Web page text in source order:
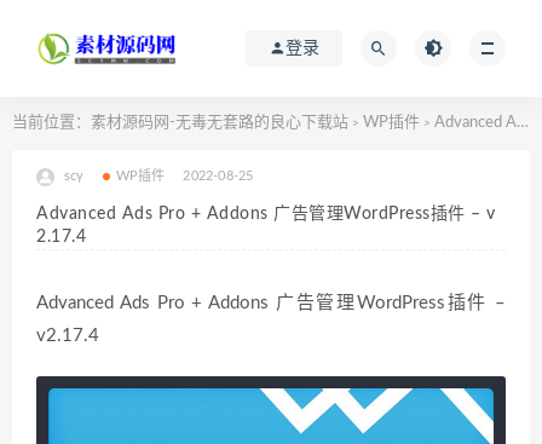
登录
当前位置： 素材源码网-无毒无套路的良心下载站 > WP插件 > Advanced Ads Pro + Addons 广告管理WordPress插件 – v2.17.4
scy WP插件 2022-08-25
Advanced Ads Pro + Addons 广告管理WordPress插件 – v
2.17.4
Advanced Ads Pro + Addons 广告管理WordPress插件 –
v2.17.4